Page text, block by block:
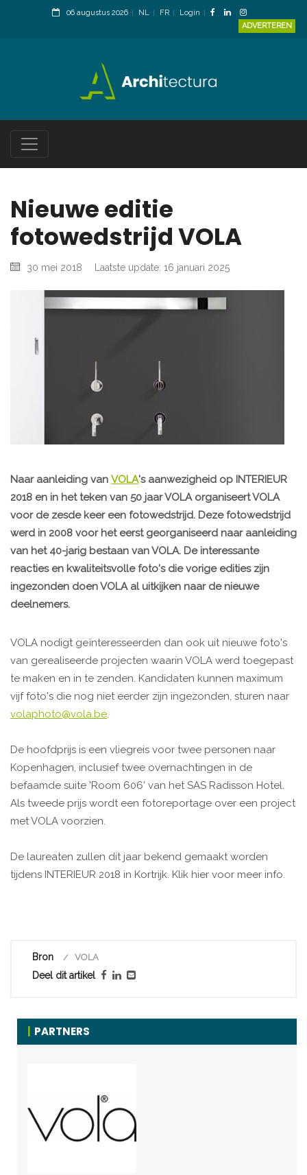
06 augustus 2026 NL FR
Login
ADVERTEREN
Nieuwe editie
fotowedstrijd VOLA
30 mei 2018 Laatste update: 16 januari 2025
Naar aanleiding van VOLA's aanwezigheid op INTERIEUR
2018 en in het teken van 50 jaar VOLA organiseert VOLA
voor de zesde keer een fotowedstrijd. Deze fotowedstrijd
werd in 2008 voor het eerst georganiseerd naar aanleiding
van het 40-jarig bestaan van VOLA. De interessante
reacties en kwaliteitsvolle foto's die vorige edities zijn
ingezonden doen VOLA al uitkijken naar de nieuwe
deelnemers.
VOLA nodigt geïnteresseerden dan ook uit nieuwe foto's
van gerealiseerde projecten waarin VOLA werd toegepast
te maken en in te zenden. Kandidaten kunnen maximum
vijf foto's die nog niet eerder zijn ingezonden, sturen naar
volaphoto@vola.be.
De hoofdprijs is een vliegreis voor twee personen naar
Kopenhagen, inclusief twee overnachtingen in de
befaamde suite 'Room 606' van het SAS Radisson Hotel.
Als tweede prijs wordt een fotoreportage over een project
met VOLA voorzien.
De laureaten zullen dit jaar bekend gemaakt worden
tijdens INTERIEUR 2018 in Kortrijk. Klik hier voor meer info.
Bron VOLA
Deel dit artikel
PARTNERS